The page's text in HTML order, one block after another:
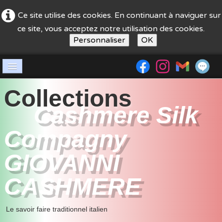
Ce site utilise des cookies. En continuant à naviguer sur
ce site, vous acceptez notre utilisation des cookies.
Personnaliser
OK
Société
boutique
guide achat
Nos stands
contact
Collections
Cashmere Silk
Compagny
GIOVANNI
CASHMERE
Le savoir faire traditionnel italien